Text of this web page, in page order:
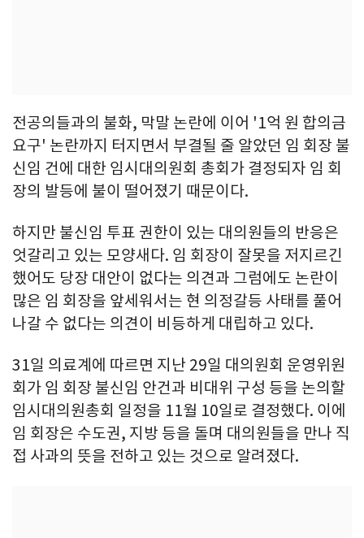
전공의들과의 불화, 막말 논란에 이어 '1억 원 합의금
요구' 논란까지 터지면서 부결될 줄 알았던 임 회장 불
신임 건에 대한 임시대의원회 총회가 결정되자 임 회
장의 발등에 불이 떨어졌기 때문이다.
하지만 불신임 투표 권한이 있는 대의원들의 반응은
엇갈리고 있는 모양새다. 임 회장이 잘못을 저지르긴
했어도 당장 대안이 없다는 의견과 그럼에도 논란이
많은 임 회장을 앞세워서는 현 의정갈등 사태를 풀어
나갈 수 없다는 의견이 비등하게 대립하고 있다.
31일 의료계에 따르면 지난 29일 대의원회 운영위원
회가 임 회장 불신임 안건과 비대위 구성 등을 논의할
임시대의원총회 일정을 11월 10일로 결정했다. 이에
임 회장은 수도권, 지방 등을 돌며 대의원들을 만나 직
접 사과의 뜻을 전하고 있는 것으로 알려졌다.